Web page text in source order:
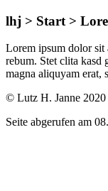
lhj > Start >
Lorem ipsum dolor sit
rebum. Stet clita kasd
magna aliquyam erat,
© Lutz H. Janne 2020
Seite abgerufen am